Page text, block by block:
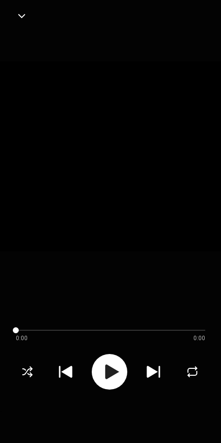
0:00 0:00